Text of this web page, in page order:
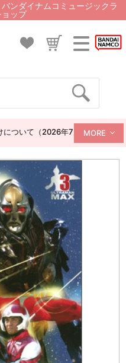
ンダイナムコミュージックラ
ップ
ついて（2026年7月28日現在）
MORE